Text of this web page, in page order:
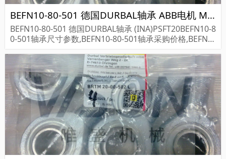
BEFN10-80-501 德国DURBAL轴承 ABB电机 M3BP132SMB4
BEFN10-80-501 德国DURBAL轴承 (INA)PSFT20BEFN10-8
0-501轴承尺寸参数,BEFN10-80-501轴承采购价格,BEFN1